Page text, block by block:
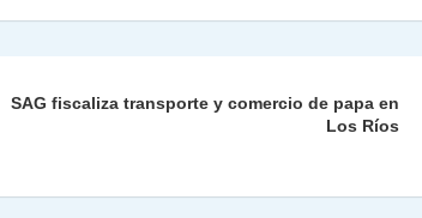
m
ar
SAG fiscaliza transporte y comercio de papa en
Los Ríos